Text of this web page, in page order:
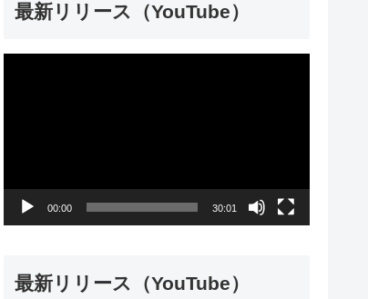
最新リリース（YouTube）
00:00 30:01
最新リリース（YouTube）